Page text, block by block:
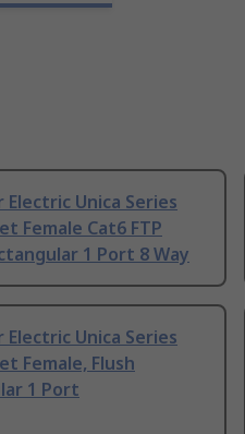
Electric Unica Series
Female Cat6 FTP
1 Port 8 Way
Electric Unica Series
Female, Flush
1 Port